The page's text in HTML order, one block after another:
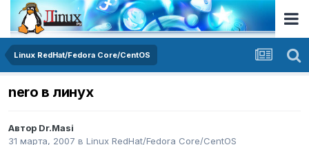
Linux RedHat/Fedora Core/CentOS
nero в линух
Автор Dr.Masi
31 марта, 2007 в Linux RedHat/Fedora Core/CentOS